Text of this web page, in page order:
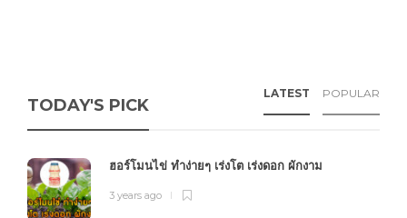
TODAY'S PICK
LATEST POPULAR
ฮอร์โมนไข่ ทำง่ายๆ เร่งโต เร่งดอก ผักงาม
3 years ago